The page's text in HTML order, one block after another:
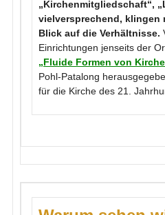
„Kirchenmitgliedschaft“,
vielversprechend, klingen
Blick auf die Verhältnisse.
Einrichtungen jenseits der
„Fluide Formen von
Pohl-Patalong
für die Kirche des 21.